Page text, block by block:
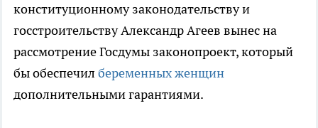
конституционному законодательству и
госстроительству Александр Агеев вынес на
рассмотрение Госдумы законопроект, который
бы обеспечил беременных женщин
дополнительными гарантиями.